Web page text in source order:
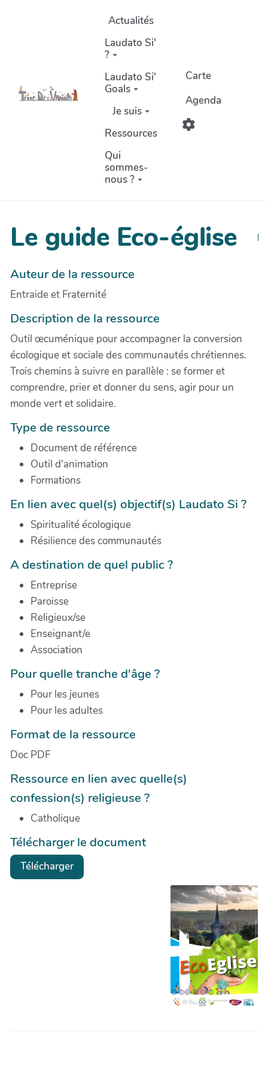
Aller au contenu principalActualités
Laudato Si'
?
Laudato Si'
Goals
Je suis
Ressources
Qui
sommes-
nous ?
Carte
Agenda
Le guide Eco-église
Auteur de la ressource
Entraide et Fraternité
Description de la ressource
Outil œcuménique pour accompagner la conversion
écologique et sociale des communautés chrétiennes.
Trois chemins à suivre en parallèle : se former et
comprendre, prier et donner du sens, agir pour un
monde vert et solidaire.
Type de ressource
Document de référence
Outil d'animation
Formations
En lien avec quel(s) objectif(s) Laudato Si ?
Spiritualité écologique
Résilience des communautés
A destination de quel public ?
Entreprise
Paroisse
Religieux/se
Enseignant/e
Association
Pour quelle tranche d'âge ?
Pour les jeunes
Pour les adultes
Format de la ressource
Doc PDF
Ressource en lien avec quelle(s)
confession(s) religieuse ?
Catholique
Télécharger le document
Télécharger